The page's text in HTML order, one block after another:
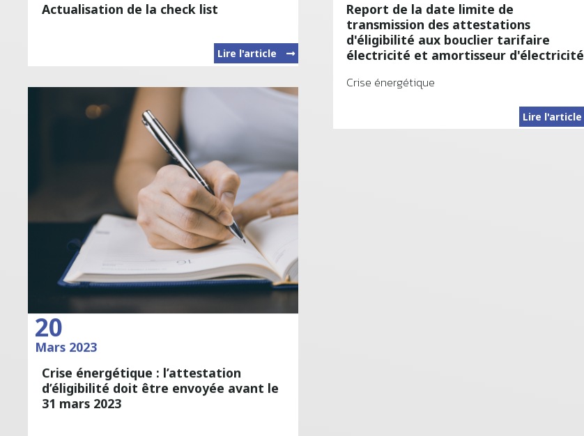
Actualisation de la check list
Lire l'article
Report de la date limite de
transmission des attestations
d'éligibilité aux bouclier tarifaire
électricité et amortisseur d'électricité
Crise énergétique
Lire l'article
20
Mars 2023
Crise énergétique : l’attestation
d’éligibilité doit être envoyée avant le
31 mars 2023